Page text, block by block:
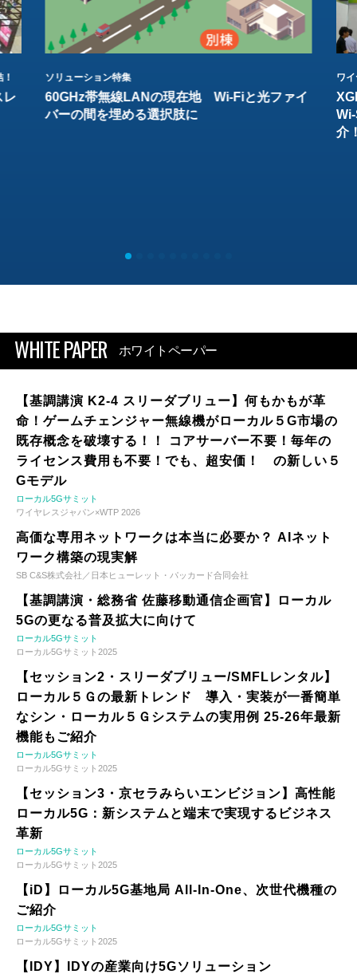
レ
ソリューション特集
60GHz帯無線LANの現在地 Wi-Fiと光ファイ
バーの間を埋める選択肢に
ワ
介
WHITE PAPER ホワイトペーパー
【基調講演 K2-4 スリーダブリュー】何もかもが革
命！ゲームチェンジャー無線機がローカル５G市場の
既存概念を破壊する！！ コアサーバー不要！毎年の
ライセンス費用も不要！でも、超安価！ の新しい５
Gモデル
ローカル5Gサミット
ワイヤレスジャパン×WTP 2026
高価な専用ネットワークは本当に必要か？ AIネット
ワーク構築の現実解
SB C&S株式会社／日本ヒューレット・パッカード合同会社
【基調講演・総務省 佐藤移動通信企画官】ローカル
5Gの更なる普及拡大に向けて
ローカル5Gサミット
ローカル5Gサミット2025
【セッション2・スリーダブリュー/SMFLレンタル】
ローカル５Ｇの最新トレンド 導入・実装が一番簡単
なシン・ローカル５Ｇシステムの実用例 25-26年最新
機能もご紹介
ローカル5Gサミット
ローカル5Gサミット2025
【セッション3・京セラみらいエンビジョン】高性能
ローカル5G：新システムと端末で実現するビジネス
革新
ローカル5Gサミット
ローカル5Gサミット2025
【iD】ローカル5G基地局 All-In-One、次世代機種の
ご紹介
ローカル5Gサミット
ローカル5Gサミット2025
【IDY】IDYの産業向け5Gソリューション